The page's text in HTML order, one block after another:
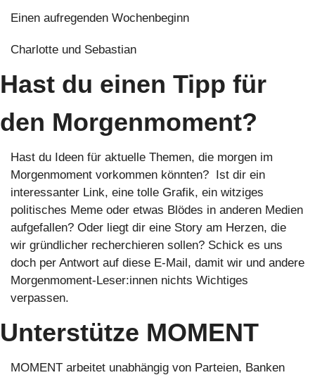
Einen aufregenden Wochenbeginn
Charlotte und Sebastian
Hast du einen Tipp für
den Morgenmoment?
Hast du Ideen für aktuelle Themen, die morgen im
Morgenmoment vorkommen könnten?  Ist dir ein
interessanter Link, eine tolle Grafik, ein witziges
politisches Meme oder etwas Blödes in anderen Medien
aufgefallen? Oder liegt dir eine Story am Herzen, die
wir gründlicher recherchieren sollen? Schick es uns
doch per Antwort auf diese E-Mail, damit wir und andere
Morgenmoment-Leser:innen nichts Wichtiges
verpassen.
Unterstütze MOMENT
MOMENT arbeitet unabhängig von Parteien, Banken